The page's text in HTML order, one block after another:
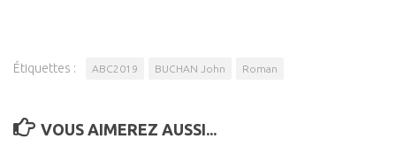
Étiquettes : ABC2019 BUCHAN John Roman
VOUS AIMEREZ AUSSI...